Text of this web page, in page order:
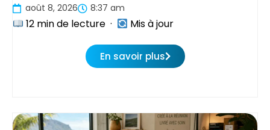
août 8, 2026 8:37 am
12 min de lecture · Mis à jour
En savoir plus